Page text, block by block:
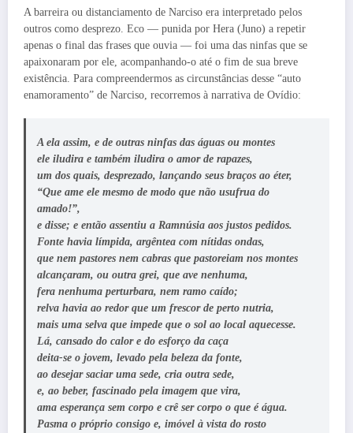
A barreira ou distanciamento de Narciso era interpretado pelos
outros como desprezo. Eco — punida por Hera (Juno) a repetir
apenas o final das frases que ouvia — foi uma das ninfas que se
apaixonaram por ele, acompanhando-o até o fim de sua breve
existência. Para compreendermos as circunstâncias desse “auto
enamoramento” de Narciso, recorremos à narrativa de Ovídio:
A ela assim, e de outras ninfas das águas ou montes
ele iludira e também iludira o amor de rapazes,
um dos quais, desprezado, lançando seus braços ao éter,
“Que ame ele mesmo de modo que não usufrua do
amado!”,
e disse; e então assentiu a Ramnúsia aos justos pedidos.
Fonte havia límpida, argêntea com nítidas ondas,
que nem pastores nem cabras que pastoreiam nos montes
alcançaram, ou outra grei, que ave nenhuma,
fera nenhuma perturbara, nem ramo caído;
relva havia ao redor que um frescor de perto nutria,
mais uma selva que impede que o sol ao local aquecesse.
Lá, cansado do calor e do esforço da caça
deita-se o jovem, levado pela beleza da fonte,
ao desejar saciar uma sede, cria outra sede,
e, ao beber, fascinado pela imagem que vira,
ama esperança sem corpo e crê ser corpo o que é água.
Pasma o próprio consigo e, imóvel à vista do rosto